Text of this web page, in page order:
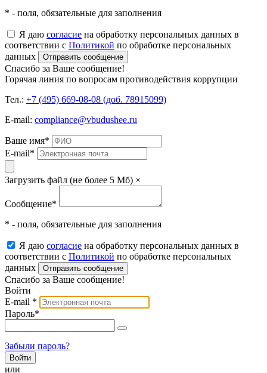
* - поля, обязательные для заполнения
Я даю согласие на обработку персональных данных в
соответствии с Политикой по обработке персональных
данных
Отправить сообщение
Спасибо за Ваше сообщение!
Горячая линия по вопросам противодействия коррупции
Тел.: +7 (495) 669-08-08 (доб. 78915099)
E-mail: compliance@vbudushee.ru
Ваше имя*
E-mail*
Загрузить файл (не более 5 Мб) ×
Сообщение*
* - поля, обязательные для заполнения
Я даю согласие на обработку персональных данных в
соответствии с Политикой по обработке персональных
данных
Отправить сообщение
Спасибо за Ваше сообщение!
Войти
E-mail *
Пароль*
Забыли пароль?
или